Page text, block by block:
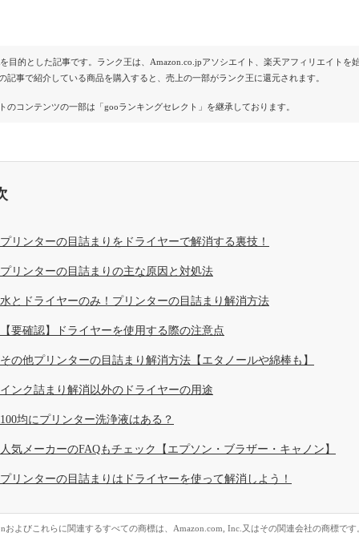
目的とした記事です。ランク王は、Amazon.co.jpアソシエイト、楽天アフィリエイト
記事で紹介している商品を購入すると、売上の一部がランク王に還元されます。
のコンテンツの一部は「gooランキングセレクト」を継承しております。
プリンターの目詰まりをドライヤーで解消する裏技！
プリンターの目詰まりの主な原因と対処法
水とドライヤーのみ！プリンターの目詰まり解消方法
【要確認】ドライヤーを使用する際の注意点
その他プリンターの目詰まり解消方法【エタノールや綿棒も】
インク詰まり解消以外のドライヤーの用途
100均にプリンター洗浄液はある？
人気メーカーのFAQもチェック【エプソン・ブラザー・キャノン】
プリンターの目詰まりはドライヤーを使って解消しよう！
およびこれらに関連するすべての商標は、Amazon.com, Inc.又はその関連会社の商標です